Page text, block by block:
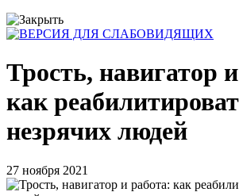
Трость, навигатор
как
незрячих людей
27 ноября 2021